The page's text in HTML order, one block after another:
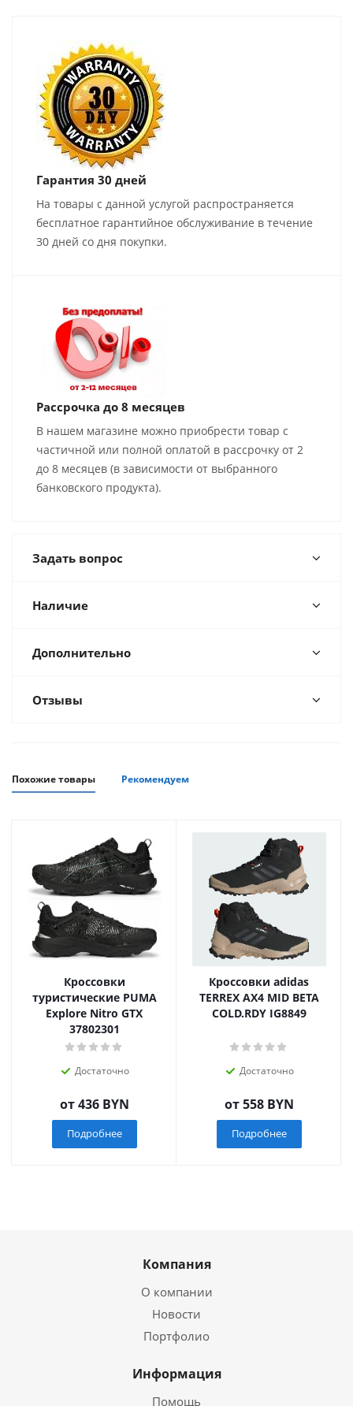
Гарантия 30 дней
На товары с данной услугой распространяется
бесплатное гарантийное обслуживание в течение
30 дней со дня покупки.
Рассрочка до 8 месяцев
В нашем магазине можно приобрести товар с
частичной или полной оплатой в рассрочку от 2
до 8 месяцев (в зависимости от выбранного
банковского продукта).
Задать вопрос
Наличие
Дополнительно
Отзывы
Похожие товары Рекомендуем
Кроссовки
туристические PUMA
Explore Nitro GTX
37802301
Достаточно
от436 BYN
Подробнее
Кроссовки adidas
TERREX AX4 MID BETA
COLD.RDY IG8849
Достаточно
от558 BYN
Подробнее
Компания
О компании
Новости
Портфолио
Информация
Помощь